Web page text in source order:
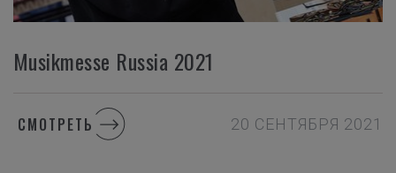
Musikmesse Russia 2021
СМОТРЕТЬ 20 СЕНТЯБРЯ 2021